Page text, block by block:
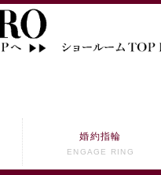
婚約指輪
ENGAGE RING